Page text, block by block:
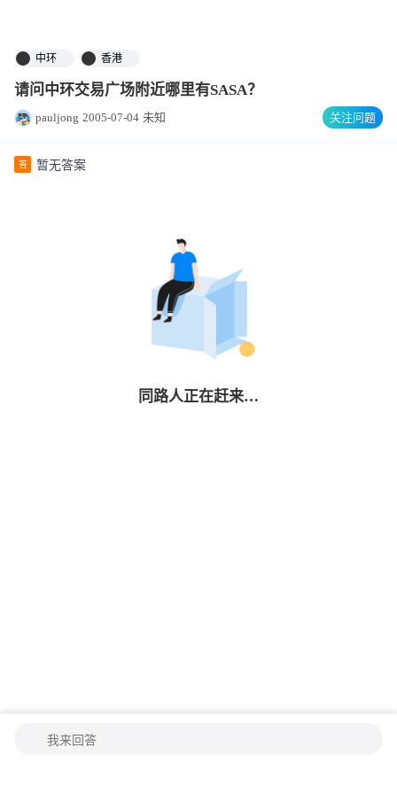
中环 香港
请问中环交易广场附近哪里有SASA？
pauljong 2005-07-04 未知 关注问题
答 暂无答案
同路人正在赶来…